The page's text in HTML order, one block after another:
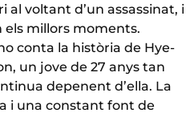
al voltant d’un assassinat, i
els millors moments.
conta la història de Hye-
un jove de 27 anys tan
depenent d’ella. La
i una constant font de